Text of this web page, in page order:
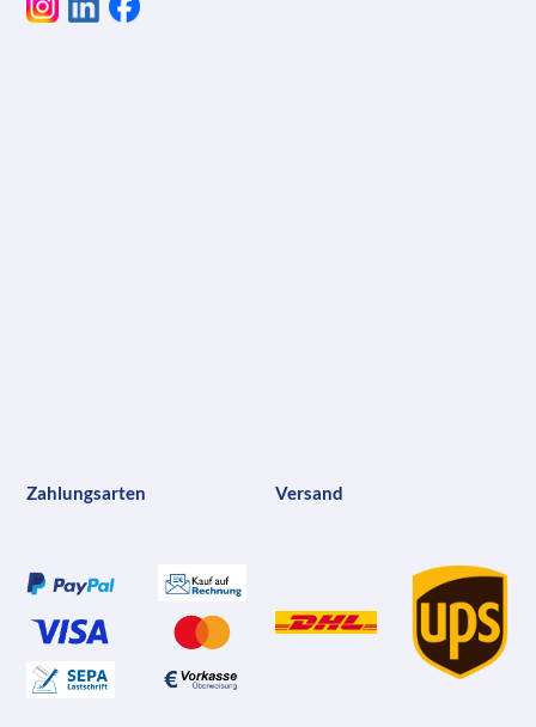
Zahlungsarten Versand